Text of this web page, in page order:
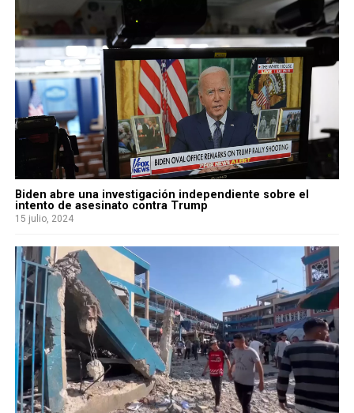
Biden abre una investigación independiente sobre el
intento de asesinato contra Trump
15 julio, 2024